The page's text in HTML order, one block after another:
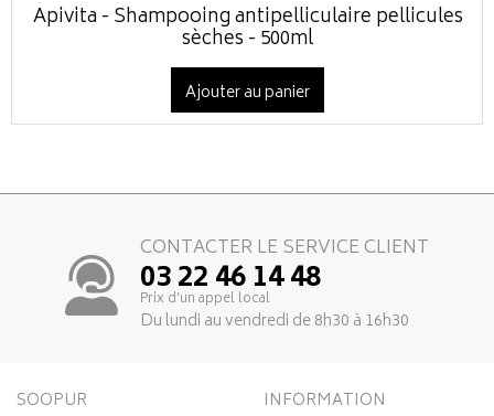
Apivita - Shampooing antipelliculaire pellicules
sèches - 500ml
Ajouter au panier
CONTACTER LE SERVICE CLIENT
03 22 46 14 48
Prix d’un appel local
Du lundi au vendredi de 8h30 à 16h30
SOOPUR INFORMATION